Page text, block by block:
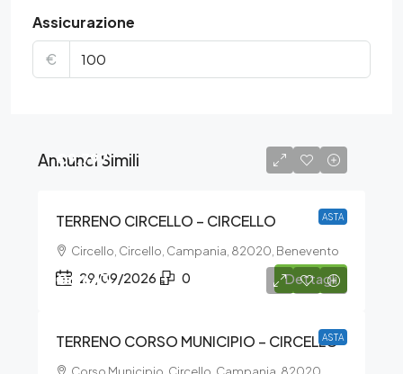
Assicurazione
€
Annunci Simili
ASTA
€9.797
TERRENO CIRCELLO – CIRCELLO
Circello, Circello, Campania, 82020, Benevento
29/09/2026 0 Dettagli
ASTA
€6.643
TERRENO CORSO MUNICIPIO – CIRCELLO